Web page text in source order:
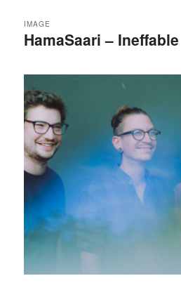
HamaSaari – Ineffable
IMAGE